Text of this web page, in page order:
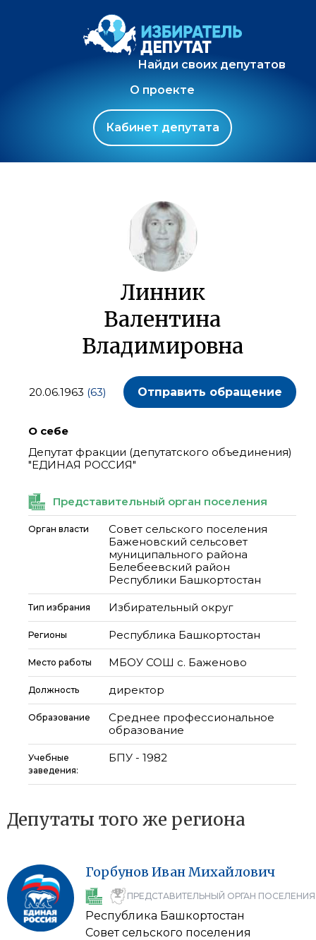
Найди своих депутатов
О проекте
Кабинет депутата
Линник
Валентина
Владимировна
20.06.1963 (63) Отправить обращение
О себе
Депутат фракции (депутатского объединения)
"ЕДИНАЯ РОССИЯ"
Представительный орган поселения
Орган власти
Совет сельского поселения
Баженовский сельсовет
муниципального района
Белебеевский район
Республики Башкортостан
Тип избрания Избирательный округ
Регионы Республика Башкортостан
Место работы МБОУ СОШ с. Баженово
Должность директор
Образование
Среднее профессиональное
образование
Учебные
заведения:
БПУ - 1982
Депутаты того же региона
Горбунов ИванМихайлович
ПРЕДСТАВИТЕЛЬНЫЙ ОРГАН ПОСЕЛЕНИЯ
Республика Башкортостан
Совет сельского поселения